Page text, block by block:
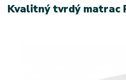
Kvalitný tvrdý matrac